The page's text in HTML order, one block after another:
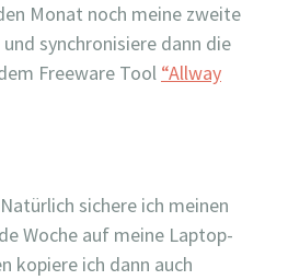
Monat noch meine zweite
synchronisiere dann die
Freeware Tool “Allway
sichere ich meinen
Woche auf meine Laptop-
kopiere ich dann auch